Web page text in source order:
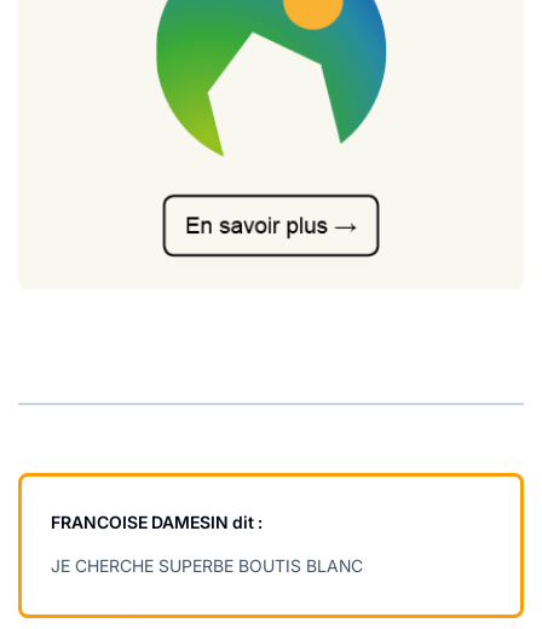
FRANCOISE DAMESIN dit :
JE CHERCHE SUPERBE BOUTIS BLANC